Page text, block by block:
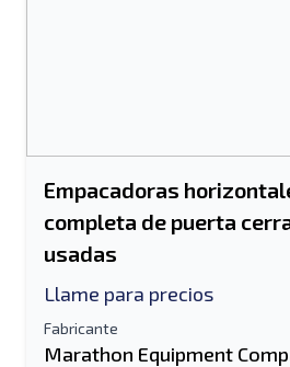
Empacadoras
completa de puerta
usadas
Llame para precios
Fabricante
Marathon Equipment